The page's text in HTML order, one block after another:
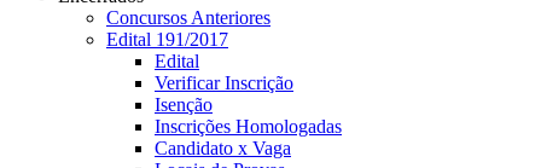
Concursos Anteriores
Edital 191/2017
Edital
Verificar Inscrição
Isenção
Inscrições Homologadas
Candidato x Vaga